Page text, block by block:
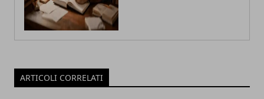
ARTICOLI CORRELATI